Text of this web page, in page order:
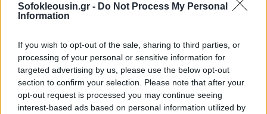
Sofokleousin.gr - Do Not Process My Personal
Information
If you wish to opt-out of the sale, sharing to third parties, or
processing of your personal or sensitive information for
targeted advertising by us, please use the below opt-out
section to confirm your selection. Please note that after your
opt-out request is processed you may continue seeing
interest-based ads based on personal information utilized by
Τέλος, αποδέχεται το challenge της Χριστίνας
Βραχάλη, δίνοντας σύντομους αλλά εύστοχους
χαρακτηρισμούς για κορυφαίους ποδοσφαιριστές
που έχουν αγωνιστεί στο Παγκόσμιο.